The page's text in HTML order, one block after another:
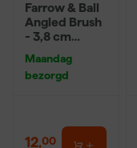
Farrow & Ball
Angled Brush
- 3,8 cm
Maandag
bezorgd
12,00